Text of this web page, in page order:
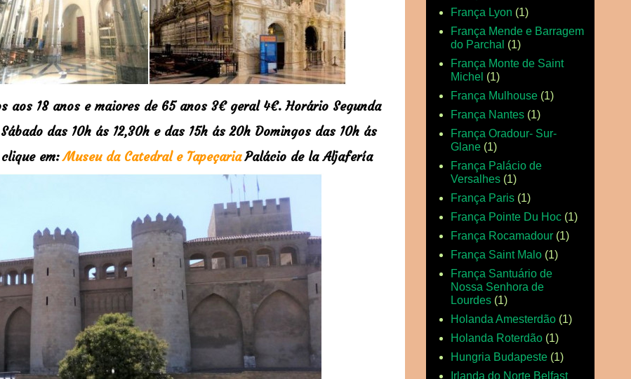
aos 18 anos e maiores de 65 anos 3€ geral 4€. Horário Segunda
das 10h ás 12,30h e das 15h ás 20h Domingos das 10h ás
clique em:Museu da Catedral e Tapeçaria Palácio de la Aljafería
França Lyon (1)
França Mende e Barragem
do Parchal (1)
França Monte de Saint
Michel (1)
França Mulhouse (1)
França Nantes (1)
França Oradour- Sur-
Glane (1)
França Palácio de
Versalhes (1)
França Paris (1)
França Pointe Du Hoc (1)
França Rocamadour (1)
França Saint Malo (1)
França Santuário de
Nossa Senhora de
Lourdes (1)
Holanda Amesterdão (1)
Holanda Roterdão (1)
Hungria Budapeste (1)
Irlanda do Norte Belfast